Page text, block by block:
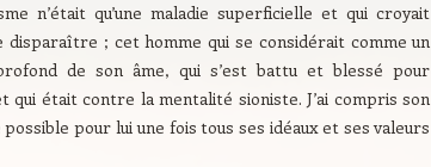
n’était qu’une maladie superficielle et qui croyait
; cet homme qui se considérait comme un
de son âme, qui s’est battu et blessé pour
qui était contre la mentalité sioniste. J’ai compris son
pour lui une fois tous ses idéaux et ses valeurs